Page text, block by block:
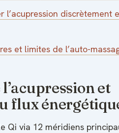
l’acupression discrètement
et limites de l’auto-
et
flux
Qi via 12 méridiens